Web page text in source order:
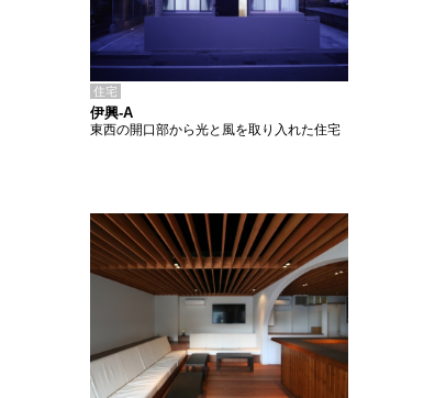
住宅
伊興-A
東西の開口部から光と風を取り入れた住宅